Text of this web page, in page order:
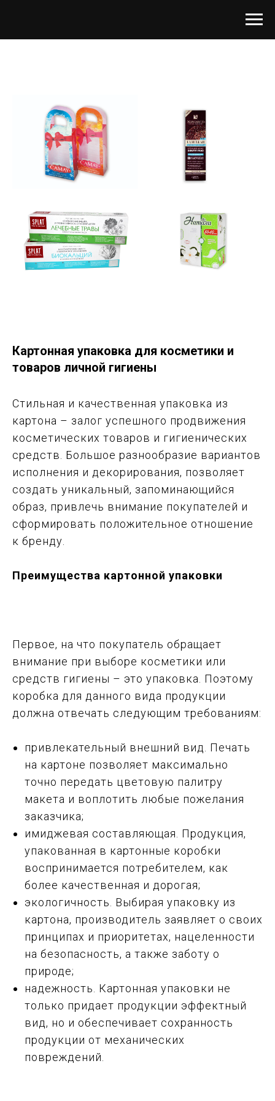
Картонная упаковка для косметики и
товаров личной гигиены
Стильная и качественная упаковка из
картона – залог успешного продвижения
косметических товаров и гигиенических
средств. Большое разнообразие вариантов
исполнения и декорирования, позволяет
создать уникальный, запоминающийся
образ, привлечь внимание покупателей и
сформировать положительное отношение
к бренду.
Преимущества картонной упаковки
Первое, на что покупатель обращает
внимание при выборе косметики или
средств гигиены – это упаковка. Поэтому
коробка для данного вида продукции
должна отвечать следующим требованиям:
привлекательный внешний вид. Печать
на картоне позволяет максимально
точно передать цветовую палитру
макета и воплотить любые пожелания
заказчика;
имиджевая составляющая. Продукция,
упакованная в картонные коробки
воспринимается потребителем, как
более качественная и дорогая;
экологичность. Выбирая упаковку из
картона, производитель заявляет о своих
принципах и приоритетах, нацеленности
на безопасность, а также заботу о
природе;
надежность. Картонная упаковки не
только придает продукции эффектный
вид, но и обеспечивает сохранность
продукции от механических
повреждений.